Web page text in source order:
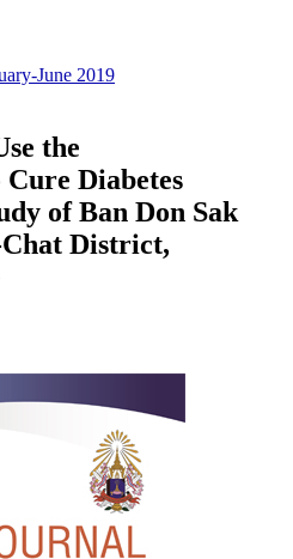
June 2019
the
Diabetes
of Ban Don Sak
District,